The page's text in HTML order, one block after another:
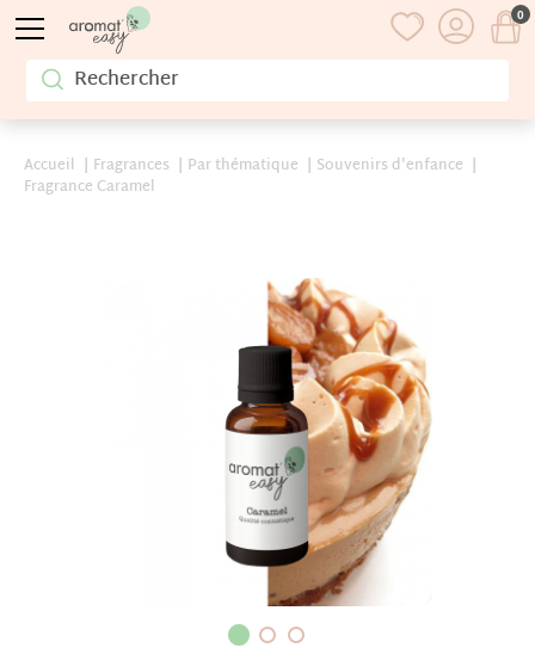
Accueil Fragrances Par thématique
Souvenirs d'enfance
Fragrance Caramel
0